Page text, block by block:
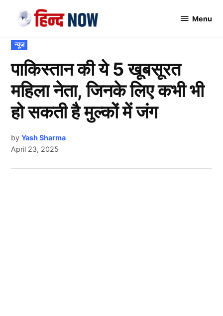
content
Menu
POSTED
IN
न्यूज़
पाकिस्तान की ये 5 खूबसूरत
महिला नेता, जिनके लिए कभी भी
हो सकती है मुल्कों में जंग
by Yash Sharma
April 23, 2025